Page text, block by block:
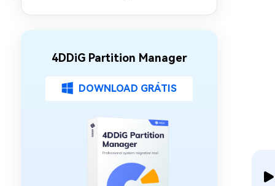
4DDiG Partition Manager
DOWNLOAD GRÁTIS